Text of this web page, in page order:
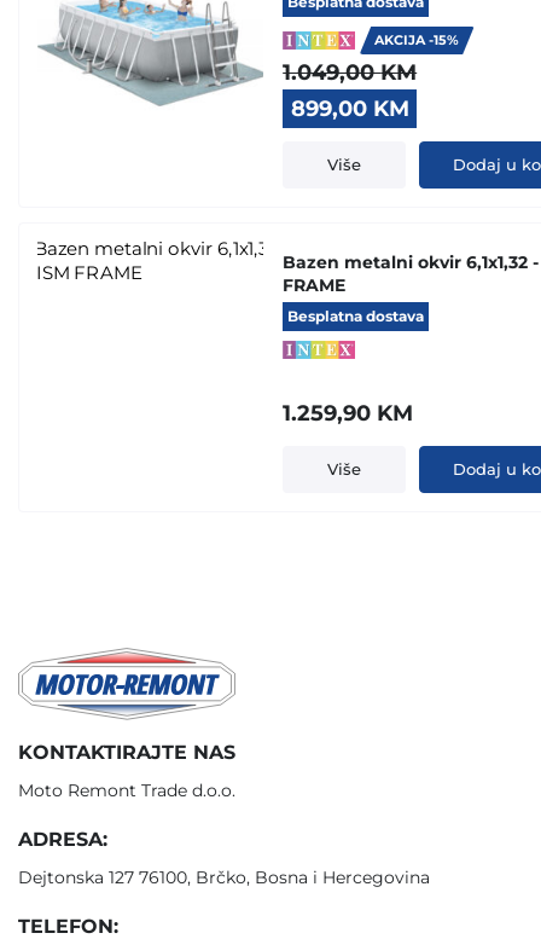
AKCIJA -15%
1.049,00KM
Original
price
was:
1.049,00 KM.
899,00 KM
price
899,00 KM.
Više Dodaj u
Bazen metalni okvir 6,1x1,32 -
FRAME
Besplatna dostava
1.259,90 KM
Više Dodaj u
KONTAKTIRAJTE NAS
Moto Remont Trade d.o.o.
ADRESA:
Dejtonska 127 76100, Brčko, Bosna i Hercegovina
TELEFON: